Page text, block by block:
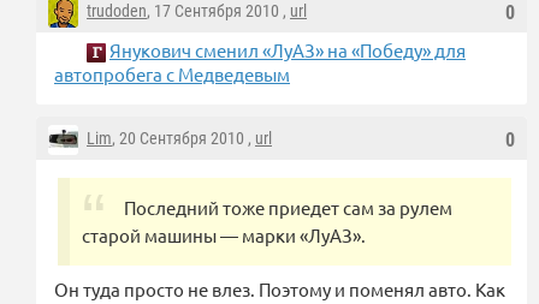
0
trudoden, 17 Сентября 2010 , url
Янукович сменил «ЛуАЗ» на «Победу» для
автопробега с Медведевым
0
Lim, 20 Сентября 2010 , url
Последний тоже приедет сам за рулем
старой машины — марки «ЛуАЗ».
Он туда просто не влез. Поэтому и поменял авто. Как